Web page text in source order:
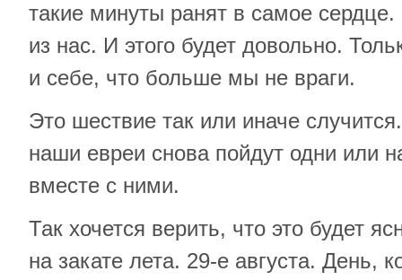
такие минуты ранят в самое сердце.
из нас. И этого будет довольно.
и себе, что больше мы не враги.
Это шествие так или иначе
наши евреи снова пойдут одни или
вместе с ними.
Так хочется верить, что это будет
на закате лета. 29-е августа. День,